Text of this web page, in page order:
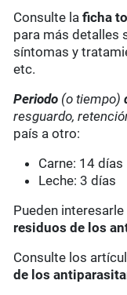
Consulte laficha
para más detalles
síntomas y
etc.
Periodo (o tiempo)
resguardo,
país a otro:
Carne: 14 días
Leche: 3 días
Pueden
residuos de los
Consulte los
de los